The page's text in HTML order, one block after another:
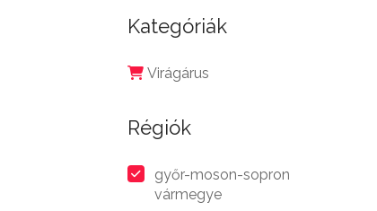
Kategóriák
Virágárus
Régiók
győr-moson-sopron
vármegye